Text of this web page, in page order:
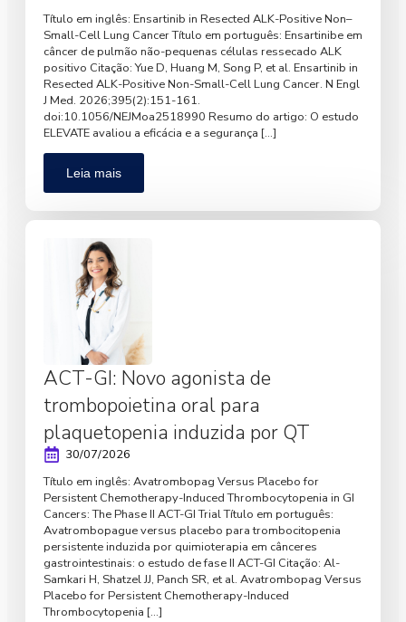
Título em inglês: Ensartinib in Resected ALK-Positive Non–
Small-Cell Lung Cancer Título em português: Ensartinibe em
câncer de pulmão não-pequenas células ressecado ALK
positivo Citação: Yue D, Huang M, Song P, et al. Ensartinib in
Resected ALK-Positive Non-Small-Cell Lung Cancer. N Engl
J Med. 2026;395(2):151-161.
doi:10.1056/NEJMoa2518990 Resumo do artigo: O estudo
ELEVATE avaliou a eficácia e a segurança […]
Leia mais
ACT-GI: Novo agonista de
trombopoietina oral para
plaquetopenia induzida por QT
30/07/2026
Título em inglês: Avatrombopag Versus Placebo for
Persistent Chemotherapy-Induced Thrombocytopenia in GI
Cancers: The Phase II ACT-GI Trial Título em português:
Avatrombopague versus placebo para trombocitopenia
persistente induzida por quimioterapia em cânceres
gastrointestinais: o estudo de fase II ACT-GI Citação: Al-
Samkari H, Shatzel JJ, Panch SR, et al. Avatrombopag Versus
Placebo for Persistent Chemotherapy-Induced
Thrombocytopenia […]